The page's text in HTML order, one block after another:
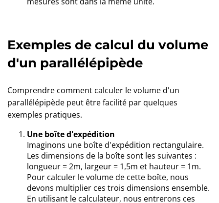
Exemples de calcul du volume
d'un parallélépipède
Comprendre comment calculer le volume d'un
parallélépipède peut être facilité par quelques
exemples pratiques.
Une boîte d'expédition
Imaginons une boîte d'expédition rectangulaire.
Les dimensions de la boîte sont les suivantes :
longueur = 2m, largeur = 1,5m et hauteur = 1m.
Pour calculer le volume de cette boîte, nous
devons multiplier ces trois dimensions ensemble.
En utilisant le calculateur, nous entrerons ces